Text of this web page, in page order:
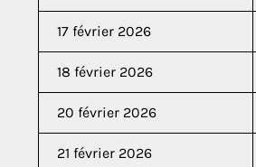
17 février 2026
18 février 2026
20 février 2026
21 février 2026